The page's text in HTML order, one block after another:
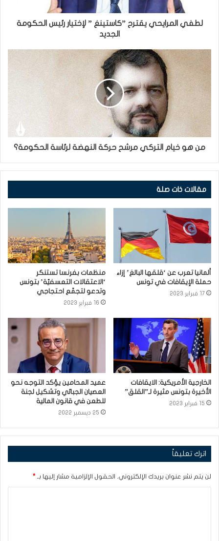
لطفي المرايحي يقترح ”كاستينغ ” لإختيار رئيس الحكومة
الجديد
من هو خيام التركي مرشح حركة النهضة لرئاسة الحكومة؟
مقالات ذات صلة
ألمانيا تعرب عن ‘قلقها البالغ’ إزاء
حملة الإيقافات في تونس
17 فبراير 2023
منظمات بفرنسا تستنكر
‘الاعتقالات التعسفيّة’ بتونس
وتدعو لتجمّع احتجاجي
16 فبراير 2023
الخارجية الأمريكية: الايقافات
الأخيرة بتونس مثيرة لـ”القلق”
15 فبراير 2023
عميد المحامين يؤكد التوجه نحو
العصيان الجبائي وتشكيل لجنة
للطعن في قانون المالية
25 ديسمبر 2022
اترك تعليقاً
لن يتم نشر عنوان بريدك الإلكتروني. الحقول الإلزامية مشار إليها بـ *